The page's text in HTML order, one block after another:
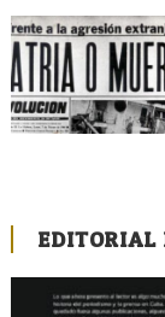
EDITORIAL